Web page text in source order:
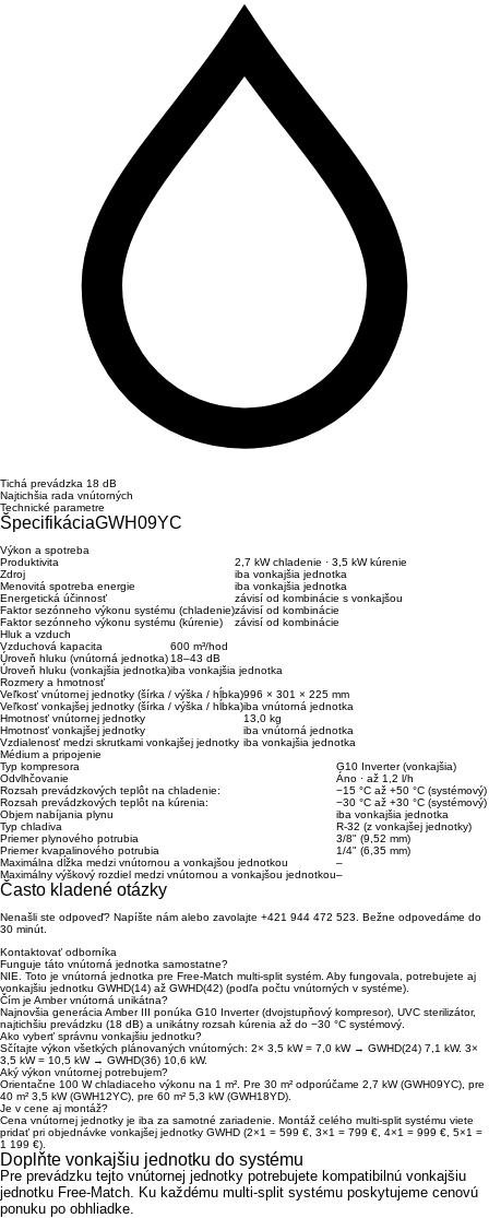
Tichá prevádzka 18 dB
Najtichšia rada vnútorných
Technické parametre
ŠpecifikáciaGWH09YC
Výkon a spotreba
Produktivita
2,7 kW chladenie · 3,5 kW kúrenie
Zdroj
iba vonkajšia jednotka
Menovitá spotreba energie
iba vonkajšia jednotka
Energetická účinnosť
závisí od kombinácie s vonkajšou
Faktor sezónneho výkonu systému (chladenie)závisí od kombinácie
Faktor sezónneho výkonu systému (kúrenie)
závisí od kombinácie
Hluk a vzduch
Vzduchová kapacita
600 m³/hod
Úroveň hluku (vnútorná jednotka) 18–43 dB
Úroveň hluku (vonkajšia jednotka)iba vonkajšia jednotka
Rozmery a hmotnosť
Veľkosť vnútornej jednotky (šírka / výška / hĺbka)996 × 301 × 225 mm
Veľkosť vonkajšej jednotky (šírka / výška / hĺbka)iba vnútorná jednotka
Hmotnosť vnútornej jednotky
13,0 kg
Hmotnosť vonkajšej jednotky
iba vnútorná jednotka
Vzdialenosť medzi skrutkami vonkajšej jednotky iba vonkajšia jednotka
Médium a pripojenie
Typ kompresora
G10 Inverter (vonkajšia)
Odvlhčovanie
Áno · až 1,2 l/h
Rozsah prevádzkových teplôt na chladenie:
−15 °C až +50 °C (systémový)
Rozsah prevádzkových teplôt na kúrenia:
−30 °C až +30 °C (systémový)
Objem nabíjania plynu
iba vonkajšia jednotka
Typ chladiva
R-32 (z vonkajšej jednotky)
Priemer plynového potrubia
3/8" (9,52 mm)
Priemer kvapalinového potrubia
1/4" (6,35 mm)
Maximálna dĺžka medzi vnútornou a vonkajšou jednotkou
–
Maximálny výškový rozdiel medzi vnútornou a vonkajšou jednotkou–
Často kladené otázky
Nenašli ste odpoveď? Napíšte nám alebo zavolajte +421 944 472 523. Bežne odpovedáme do
30 minút.
Kontaktovať odborníka
Funguje táto vnútorná jednotka samostatne?
NIE. Toto je vnútorná jednotka pre Free-Match multi-split systém. Aby fungovala, potrebujete aj
vonkajšiu jednotku GWHD(14) až GWHD(42) (podľa počtu vnútorných v systéme).
Čím je Amber vnútorná unikátna?
Najnovšia generácia Amber III ponúka G10 Inverter (dvojstupňový kompresor), UVC sterilizátor,
najtichšiu prevádzku (18 dB) a unikátny rozsah kúrenia až do −30 °C systémový.
Ako vyberť správnu vonkajšiu jednotku?
Sčítajte výkon všetkých plánovaných vnútorných: 2× 3,5 kW = 7,0 kW → GWHD(24) 7,1 kW. 3×
3,5 kW = 10,5 kW → GWHD(36) 10,6 kW.
Aký výkon vnútornej potrebujem?
Orientačne 100 W chladiaceho výkonu na 1 m². Pre 30 m² odporúčame 2,7 kW (GWH09YC), pre
40 m² 3,5 kW (GWH12YC), pre 60 m² 5,3 kW (GWH18YD).
Je v cene aj montáž?
Cena vnútornej jednotky je iba za samotné zariadenie. Montáž celého multi-split systému viete
pridať pri objednávke vonkajšej jednotky GWHD (2×1 = 599 €, 3×1 = 799 €, 4×1 = 999 €, 5×1 =
1 199 €).
Doplňte vonkajšiu jednotku do systému
Pre prevádzku tejto vnútornej jednotky potrebujete kompatibilnú vonkajšiu
jednotku Free-Match. Ku každému multi-split systému poskytujeme cenovú
ponuku po obhliadke.